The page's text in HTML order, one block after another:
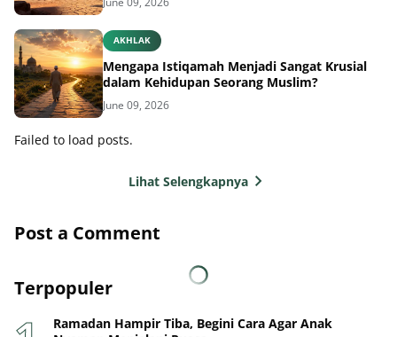
AKHLAK
Mengapa Istiqamah Menjadi Sangat Krusial
dalam Kehidupan Seorang Muslim?
June 09, 2026
Failed to load posts.
Lihat Selengkapnya
Post a Comment
Terpopuler
Ramadan Hampir Tiba, Begini Cara Agar Anak